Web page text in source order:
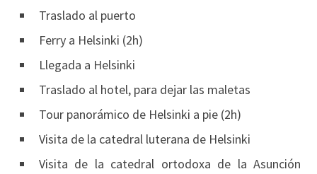
Traslado al puerto
Ferry a Helsinki (2h)
Llegada a Helsinki
Traslado al hotel, para dejar las maletas
Tour panorámico de Helsinki a pie (2h)
Visita de la catedral luterana de Helsinki
Visita de la catedral ortodoxa de la Asunción